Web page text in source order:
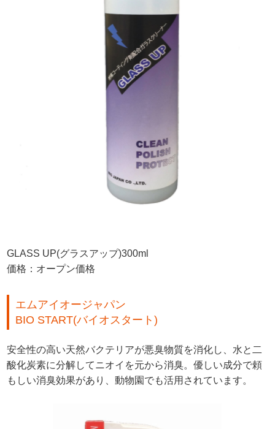
GLASS UP(グラスアップ)300ml
価格：オープン価格
エムアイオージャパン
BIO START(バイオスタート)
安全性の高い天然バクテリアが悪臭物質を消化し、水と二
酸化炭素に分解してニオイを元から消臭。優しい成分で頼
もしい消臭効果があり、動物園でも活用されています。